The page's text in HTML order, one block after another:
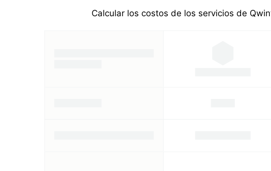
Calcular los costos de los servicios de